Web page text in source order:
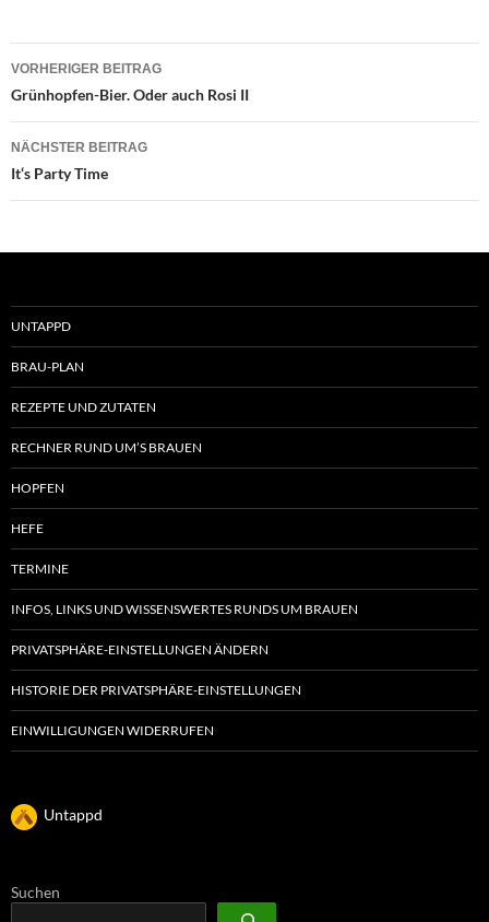
Beitragsnavigation
VORHERIGER BEITRAG
Grünhopfen-Bier. Oder auch Rosi II
NÄCHSTER BEITRAG
It‘s Party Time
UNTAPPD
BRAU-PLAN
REZEPTE UND ZUTATEN
RECHNER RUND UM’S BRAUEN
HOPFEN
HEFE
TERMINE
INFOS, LINKS UND WISSENSWERTES RUNDS UM BRAUEN
PRIVATSPHÄRE-EINSTELLUNGEN ÄNDERN
HISTORIE DER PRIVATSPHÄRE-EINSTELLUNGEN
EINWILLIGUNGEN WIDERRUFEN
Untappd
Suchen